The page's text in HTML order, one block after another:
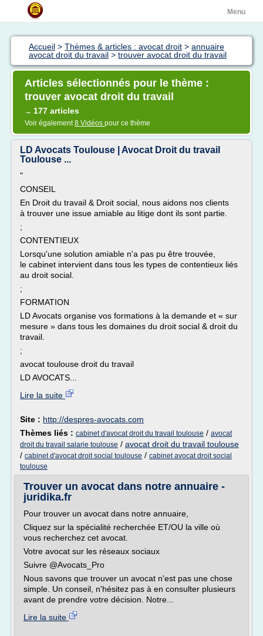
Menu
Accueil > Thèmes & articles : avocat droit > annuaire
avocat droit du travail > trouver avocat droit du travail
Articles sélectionnés pour le thème :
trouver avocat droit du travail
→ 177 articles
Voir également8 Vidéos pour ce thème
LD Avocats Toulouse | Avocat Droit du travail
Toulouse ...
"
CONSEIL
En Droit du travail & Droit social, nous aidons nos clients
à trouver une issue amiable au litige dont ils sont partie.
;
CONTENTIEUX
Lorsqu'une solution amiable n'a pas pu être trouvée,
le cabinet intervient dans tous les types de contentieux liés
au droit social.
;
FORMATION
LD Avocats organise vos formations à la demande et « sur
mesure » dans tous les domaines du droit social & droit du
travail.
;
avocat toulouse droit du travail
LD AVOCATS...
Lire la suite
Site : http://despres-avocats.com
Thèmes liés : cabinet d'avocat droit du travail toulouse / avocat
droit du travail salarie toulouse / avocat droit du travail toulouse
/ cabinet d'avocat droit social toulouse / cabinet avocat droit social
toulouse
Trouver un avocat dans notre annuaire -
juridika.fr
Pour trouver un avocat dans notre annuaire,
Cliquez sur la spécialité recherchée ET/OU la ville où
vous recherchez cet avocat.
Votre avocat sur les réseaux sociaux
Suivre @Avocats_Pro
Nous savons que trouver un avocat n'est pas une chose
simple. Un conseil, n'hésitez pas à en consulter plusieurs
avant de prendre votre décision. Notre...
Lire la suite